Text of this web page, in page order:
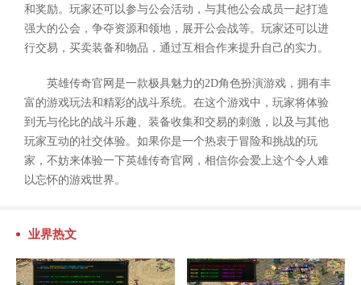
和奖励。玩家还可以参与公会活动，与其他公会成员一起打造
强大的公会，争夺资源和领地，展开公会战等。玩家还可以进
行交易，买卖装备和物品，通过互相合作来提升自己的实力。
英雄传奇官网是一款极具魅力的2D角色扮演游戏，拥有丰
富的游戏玩法和精彩的战斗系统。在这个游戏中，玩家将体验
到无与伦比的战斗乐趣、装备收集和交易的刺激，以及与其他
玩家互动的社交体验。如果你是一个热衷于冒险和挑战的玩
家，不妨来体验一下英雄传奇官网，相信你会爱上这个令人难
以忘怀的游戏世界。
业界热文